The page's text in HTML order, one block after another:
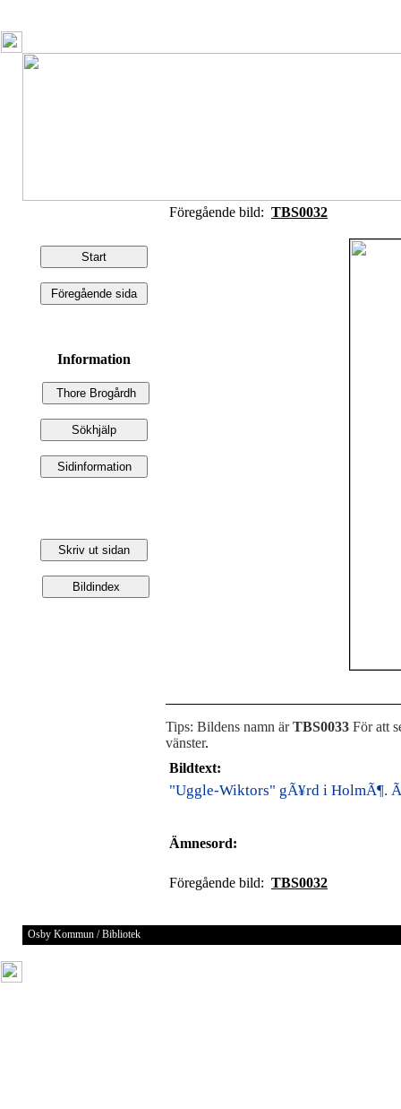
Information
Föregående bild: TBS0032
Tips: Bildens namn ärTBS0033 För att
vänster.
Bildtext:
"Uggle-Wiktors" gÃ¥rd i HolmÃ¶.
Ämnesord:
Föregående bild: TBS0032
Osby Kommun / Bibliotek